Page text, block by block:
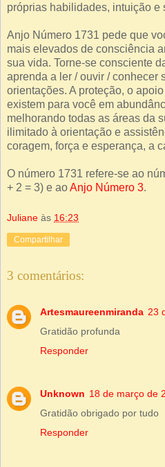
próprias habilidades, intuição e
Anjo Número 1731 pede que
mais elevados de consciência
sua vida. Torne-se consciente
aprenda a ler / ouvir / conhecer
orientações. A proteção, o
existem para você em
melhorando todas as áreas da
ilimitado à orientação e
coragem, força e esperança, a
O número 1731 refere-se ao
+ 2 = 3) e aoAnjo Número 3.
Juliane às 16:23
Compartilhar
3 comentários:
Artesmaureenmiranda 23
Gratidão profunda
Responder
Unknown 18 de março de
Gratidão obrigado por tudo
Responder